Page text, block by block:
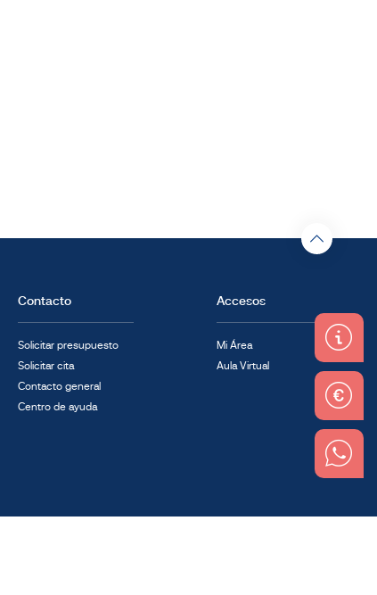
Contacto
Solicitar presupuesto
Solicitar cita
Contacto general
Centro de ayuda
Accesos
Mi Área
Aula Virtual